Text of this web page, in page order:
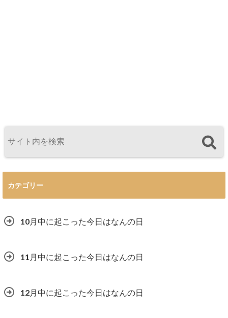
カテゴリー
10月中に起こった今日はなんの日
11月中に起こった今日はなんの日
12月中に起こった今日はなんの日